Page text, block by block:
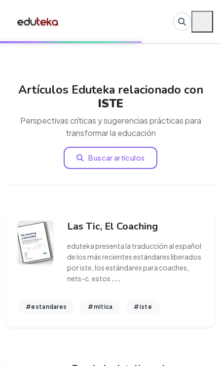
Artículos Eduteka relacionado con
ISTE
Perspectivas críticas y sugerencias prácticas para
transformar la educación
Buscar artículos
Las Tic, El Coaching
eduteka presenta la traducción al español
de los más recientes estándares liberados
por iste, los estándares para coaches,
nets-c. estos ...
#estandares #mitica #iste